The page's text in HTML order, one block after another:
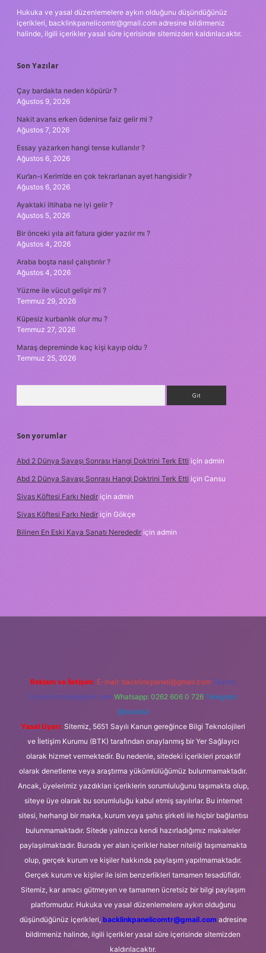
Hukuka ve yasal düzenlemelere aykırı olduğunu düşündüğünüz
içerikleri, backlinkpanelicomtr@gmail.com adresine bildirmeniz
halinde, ilgili içerikler yasal süre içerisinde sitemizden kaldırılacaktır.
Son Yazılar
Çay bardakta neden köpürür ?
Ağustos 9, 2026
Nakit avans erken ödenirse faiz gelir mi ?
Ağustos 7, 2026
Essay yazarken hangi tense kullanılır ?
Ağustos 6, 2026
Kur’an-ı Kerim’de en çok tekrarlanan ayet hangisidir ?
Ağustos 6, 2026
Ayaktaki iltihaba ne iyi gelir ?
Ağustos 5, 2026
Bir önceki yıla ait fatura gider yazılır mı ?
Ağustos 4, 2026
Araba boşta nasıl çalıştırılır ?
Ağustos 4, 2026
Yüzme ile vücut gelişir mi ?
Temmuz 29, 2026
Küpesiz kurbanlık olur mu ?
Temmuz 27, 2026
Maraş depreminde kaç kişi kayıp oldu ?
Temmuz 25, 2026
Son yorumlar
Abd 2 Dünya Savaşı Sonrası Hangi Doktrini Terk Etti için admin
Abd 2 Dünya Savaşı Sonrası Hangi Doktrini Terk Etti için Cansu
Sivas Köftesi Farkı Nedir için admin
Sivas Köftesi Farkı Nedir için Gökçe
Bilinen En Eski Kaya Sanatı Nerededir için admin
Reklam ve İletişim: E-mail: backlinkpaneli@gmail.com Teams:
forumhizmeti@gmail.com Whatsapp: 0262 606 0 726 Telegram:
@karabul
Yasal Uyarı: Sitemiz, 5651 Sayılı Kanun gereğince Bilgi Teknolojileri
ve İletişim Kurumu (BTK) tarafından onaylanmış bir Yer Sağlayıcı
olarak hizmet vermektedir. Bu nedenle, sitedeki içerikleri proaktif
olarak denetleme veya araştırma yükümlülüğümüz bulunmamaktadır.
Ancak, üyelerimiz yazdıkları içeriklerin sorumluluğunu taşımakta olup,
siteye üye olarak bu sorumluluğu kabul etmiş sayılırlar. Bu internet
sitesi, herhangi bir marka, kurum veya şahıs şirketi ile hiçbir bağlantısı
bulunmamaktadır. Sitede yalnızca kendi hazırladığımız makaleler
paylaşılmaktadır. Burada yer alan içerikler haber niteliği taşımamakta
olup, gerçek kurum ve kişiler hakkında paylaşım yapılmamaktadır.
Gerçek kurum ve kişiler ile isim benzerlikleri tamamen tesadüfidir.
Sitemiz, kar amacı gütmeyen ve tamamen ücretsiz bir bilgi paylaşım
platformudur. Hukuka ve yasal düzenlemelere aykırı olduğunu
düşündüğünüz içerikleri, backlinkpanelicomtr@gmail.comadresine
bildirmeniz halinde, ilgili içerikler yasal süre içerisinde sitemizden
kaldırılacaktır.